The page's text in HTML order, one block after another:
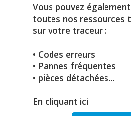
Vous pouvez
toutes nos ressources
sur votre traceur :
• Codes erreurs
• Pannes fréquentes
• pièces détachées...
En cliquant ici